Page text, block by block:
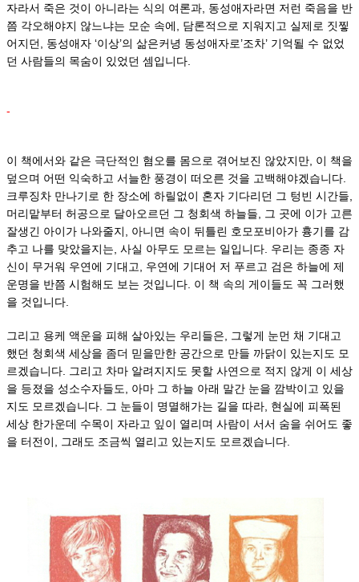
자라서 죽은 것이 아니라는 식의 여론과, 동성애자라면 저런 죽음을 반
쯤 각오해야지 않느냐는 모순 속에, 담론적으로 지워지고 실제로 짓찧
어지던, 동성애자 ‘이상’의 삶은커녕 동성애자로’조차’ 기억될 수 없었
던 사람들의 목숨이 있었던 셈입니다.
-
이 책에서와 같은 극단적인 혐오를 몸으로 겪어보진 않았지만, 이 책을
덮으며 어떤 익숙하고 서늘한 풍경이 떠오른 것을 고백해야겠습니다.
크루징차 만나기로 한 장소에 하릴없이 혼자 기다리던 그 텅빈 시간들,
머리맡부터 허공으로 달아오르던 그 청회색 하늘들, 그 곳에 이가 고른
잘생긴 아이가 나와줄지, 아니면 속이 뒤틀린 호모포비아가 흉기를 감
추고 나를 맞았을지는, 사실 아무도 모르는 일입니다. 우리는 종종 자
신이 무거워 우연에 기대고, 우연에 기대어 저 푸르고 검은 하늘에 제
운명을 반쯤 시험해도 보는 것입니다. 이 책 속의 게이들도 꼭 그러했
을 것입니다.
그리고 용케 액운을 피해 살아있는 우리들은, 그렇게 눈먼 채 기대고
했던 청회색 세상을 좀더 믿을만한 공간으로 만들 까닭이 있는지도 모
르겠습니다. 그리고 차마 알려지지도 못할 사연으로 적지 않게 이 세상
을 등졌을 성소수자들도, 아마 그 하늘 아래 말간 눈을 깜박이고 있을
지도 모르겠습니다. 그 눈들이 명멸해가는 길을 따라, 현실에 피폭된
세상 한가운데 수목이 자라고 잎이 열리며 사람이 서서 숨을 쉬어도 좋
을 터전이, 그래도 조금씩 열리고 있는지도 모르겠습니다.